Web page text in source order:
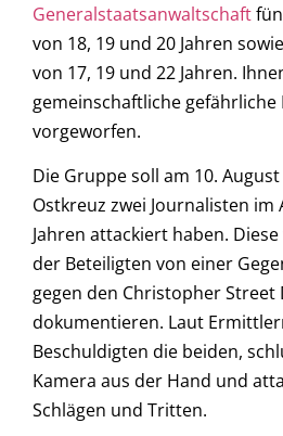
Generalstaatsanwaltschaft
von 18, 19 und 20 Jahren
von 17, 19 und 22 Jahren.
gemeinschaftliche
vorgeworfen.
Die Gruppe soll am 10.
Ostkreuz zwei Journalisten im
Jahren attackiert haben.
der Beteiligten von einer
gegen den Christopher Street
dokumentieren. Laut
Beschuldigten die beiden,
Kamera aus der Hand und
Schlägen und Tritten.